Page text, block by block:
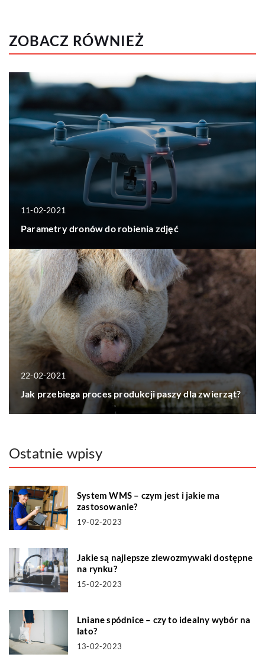
ZOBACZ RÓWNIEŻ
11-02-2021
Parametry dronów do robienia zdjęć
22-02-2021
Jak przebiega proces produkcji paszy dla zwierząt?
Ostatnie wpisy
System WMS – czym jest i jakie ma
zastosowanie?
19-02-2023
Jakie są najlepsze zlewozmywaki dostępne
na rynku?
15-02-2023
Lniane spódnice – czy to idealny wybór na
lato?
13-02-2023